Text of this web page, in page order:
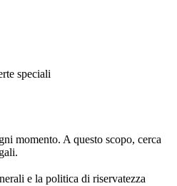
speciali
momento. A questo scopo, cerca
e la politica di riservatezza